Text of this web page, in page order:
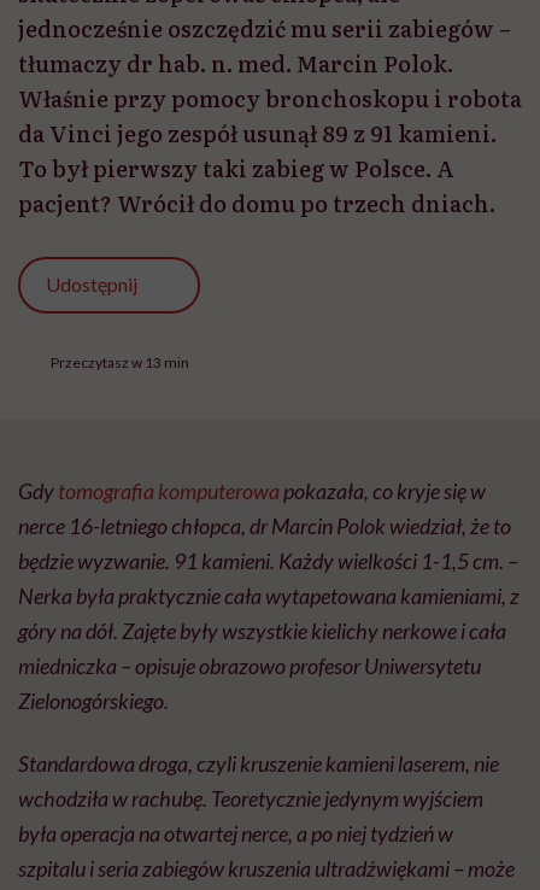
Przeczytasz w 13 min
tomografia komputerowa
pokazała, co kryje się w
nerce 16-letniego chłopca, dr Marcin Polok wiedział, że to
będzie wyzwanie. 91 kamieni. Każdy wielkości 1-1,5 cm. –
Nerka była praktycznie cała wytapetowana kamieniami, z
miedniczka – opisuje obrazowo profesor Uniwersytetu
wchodziła w rachubę. Teoretycznie jedynym wyjściem
była operacja na otwartej nerce, a po niej tydzień w
szpitalu i seria zabiegów kruszenia ultradźwiękami – może
kilka, a może kilkanaście. Trauma, ból, długa
rekonwalescencja.
Dr Polok, kierownik Klinicznego Oddziału Chirurgii i
Zielonej Górze, miał inny pomysł. Postawił na
kombinowany zabieg, który połączył robota
chirurgicznego da Vinci z… bronchoskopem. Narzędziem
używanym zwykle do diagnostyki oskrzeli, nie do operacji